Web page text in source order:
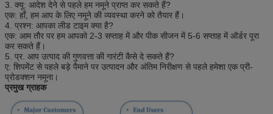
3. क्यू: आदेश देने से पहले हम नमूने प्राप्त कर सकते हैं?
एक: हाँ, हम आप के लिए नमूने की व्यवस्था करने को तैयार हैं।
4. प्रश्न: आपका लीड टाइम क्या है?
एक: आम तौर पर हम आपको 2-3 सप्ताह में और पीक सीजन में 5-6 सप्ताह में ऑर्डर पूरा
कर सकते हैं।
5. प्र. आप उत्पाद की गुणवत्ता की गारंटी कैसे दे सकते हैं?
ए: शिपमेंट से पहले बड़े पैमाने पर उत्पादन और अंतिम निरीक्षण से पहले हमेशा एक प्री-
प्रोडक्शन नमूना।
प्रमुख ग्राहक